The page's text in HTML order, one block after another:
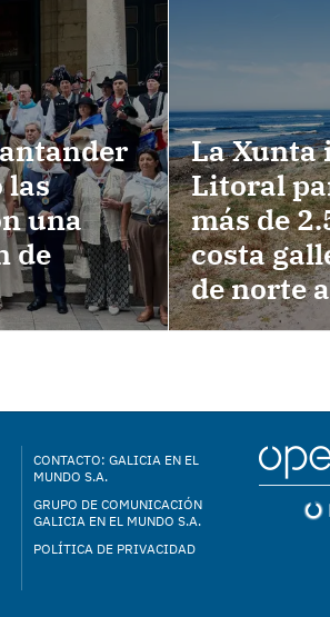
las
una
de
La Xunta
Litoral
más de
costa
de norte
CONTACTO: GALICIA EN EL
MUNDO S.A.
GRUPO DE COMUNICACIÓN
GALICIA EN EL MUNDO S.A.
POLÍTICA DE PRIVACIDAD